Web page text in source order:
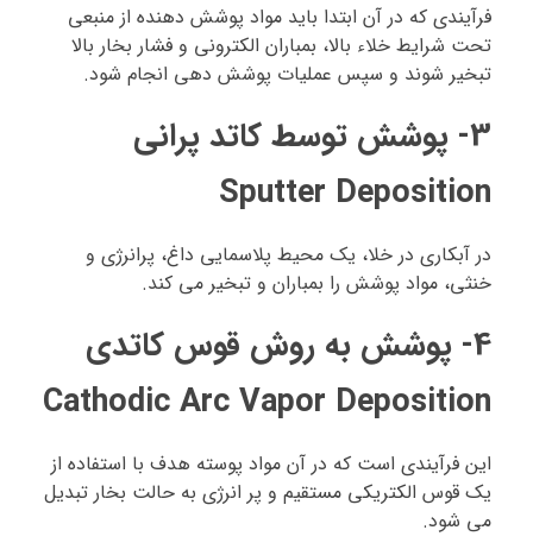
فرآیندی که در آن ابتدا باید مواد پوشش دهنده از منبعی
تحت شرایط خلاء بالا، بمباران الکترونی و فشار بخار بالا
تبخیر شوند و سپس عملیات پوشش دهی انجام شود.
3- پوشش توسط کاتد پرانی
Sputter Deposition
در آبکاری در خلا، یک محیط پلاسمایی داغ، پرانرژی و
خنثی، مواد پوشش را بمباران و تبخیر می کند.
4- پوشش به روش قوس کاتدی
Cathodic Arc Vapor Deposition
این فرآیندی است که در آن مواد پوسته هدف با استفاده از
یک قوس الکتریکی مستقیم و پر انرژی به حالت بخار تبدیل
می شود.